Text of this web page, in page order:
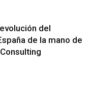
del
de la mano de